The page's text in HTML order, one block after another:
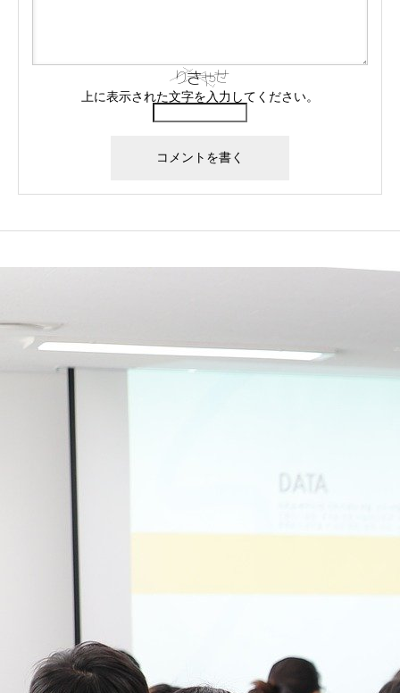
上に表示された文字を入力してください。